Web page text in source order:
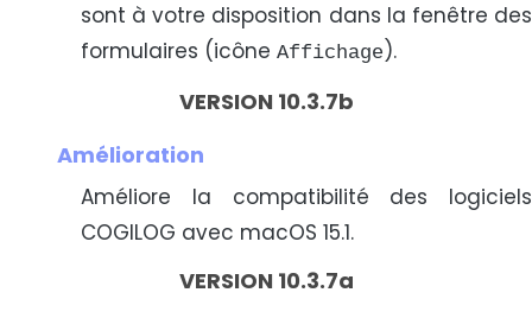
sont à votre disposition dans la fenêtre des
formulaires (icône Affichage).
VERSION 10.3.7b
Amélioration
Améliore la compatibilité des logiciels
COGILOG avec macOS 15.1.
VERSION 10.3.7a